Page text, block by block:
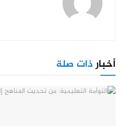
أخبارذات صلة